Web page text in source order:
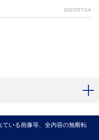
2022/07/14
いる画像等、全内容の無断転